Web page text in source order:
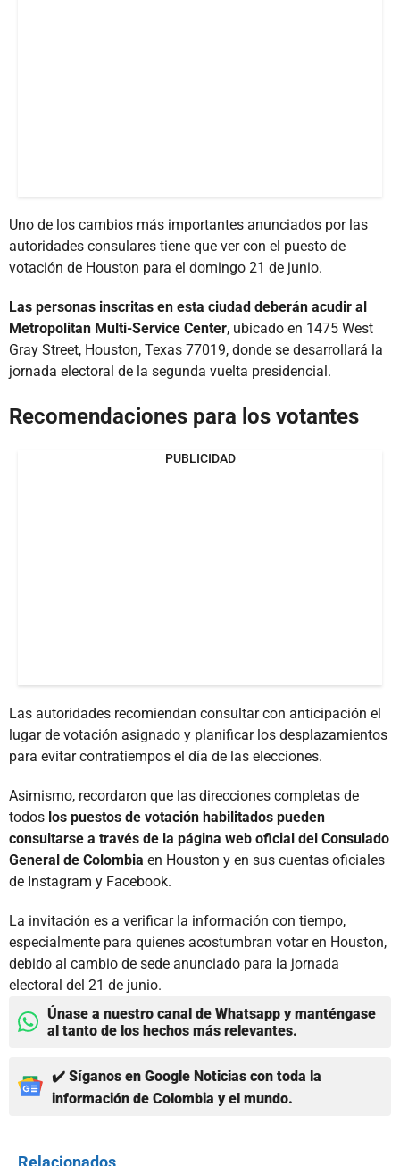
Uno de los cambios más importantes anunciados por las
autoridades consulares tiene que ver con el puesto de
votación de Houston para el domingo 21 de junio.
Las personas inscritas en esta ciudad deberán acudir al
Metropolitan Multi-Service Center, ubicado en 1475 West
Gray Street, Houston, Texas 77019, donde se desarrollará la
jornada electoral de la segunda vuelta presidencial.
Recomendaciones para los votantes
PUBLICIDAD
Las autoridades recomiendan consultar con anticipación el
lugar de votación asignado y planificar los desplazamientos
para evitar contratiempos el día de las elecciones.
Asimismo, recordaron que las direcciones completas de
todos los puestos de votación habilitados pueden
consultarse a través de la página web oficial del Consulado
General de Colombia en Houston y en sus cuentas oficiales
de Instagram y Facebook.
La invitación es a verificar la información con tiempo,
especialmente para quienes acostumbran votar en Houston,
debido al cambio de sede anunciado para la jornada
electoral del 21 de junio.
Únase a nuestro canal de Whatsapp y manténgase
al tanto de los hechos más relevantes.
✔️ Síganos en Google Noticias con toda la
información de Colombia y el mundo.
Relacionados